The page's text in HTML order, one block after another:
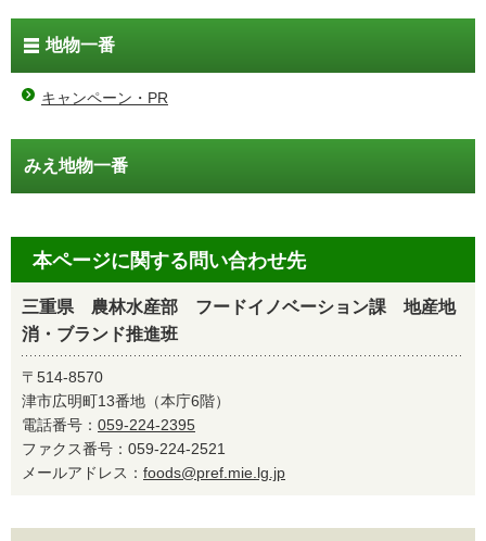
地物一番
キャンペーン・PR
みえ地物一番
本ページに関する問い合わせ先
三重県 農林水産部 フードイノベーション課 地産地
消・ブランド推進班
〒514-8570
津市広明町13番地（本庁6階）
電話番号： 059-224-2395
ファクス番号：059-224-2521
メールアドレス： foods@pref.mie.lg.jp